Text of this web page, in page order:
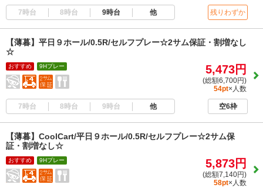
7時台 8時台 9時台 他 残りわずか
【薄暮】平日９ホール/0.5R/セルフプレー☆2サム保証・割増なし
☆
おすすめ 9Hプレー 5,473円
(総額6,700円)
54pt×人数
7時台 8時台 9時台 他 空6枠
【薄暮】CoolCart/平日９ホール/0.5R/セルフプレー☆2サム保
証・割増なし☆
おすすめ 9Hプレー 5,873円
(総額7,140円)
58pt×人数